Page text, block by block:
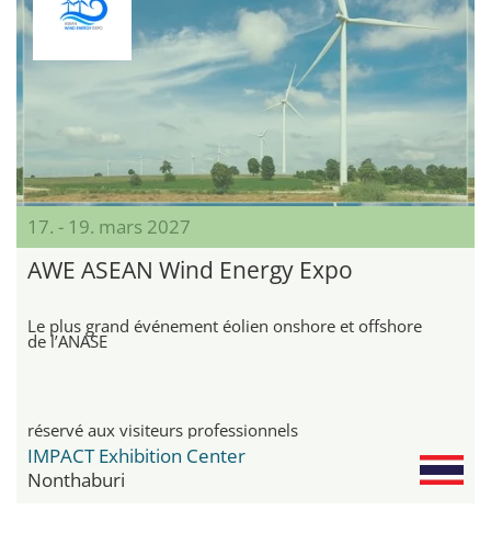
17. - 19. mars 2027
AWE ASEAN Wind Energy Expo
Le plus grand événement éolien onshore et offshore
de l’ANASE
réservé aux visiteurs professionnels
IMPACT Exhibition Center
Nonthaburi